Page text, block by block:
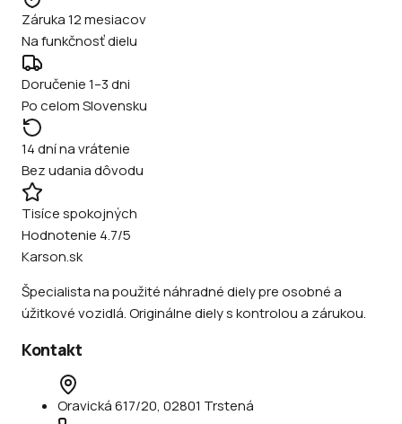
Záruka 12 mesiacov
Na funkčnosť dielu
Doručenie 1–3 dni
Po celom Slovensku
14 dní na vrátenie
Bez udania dôvodu
Tisíce spokojných
Hodnotenie 4.7/5
Karson.sk
Špecialista na použité náhradné diely pre osobné a
úžitkové vozidlá. Originálne diely s kontrolou a zárukou.
Kontakt
Oravická 617/20, 02801 Trstená